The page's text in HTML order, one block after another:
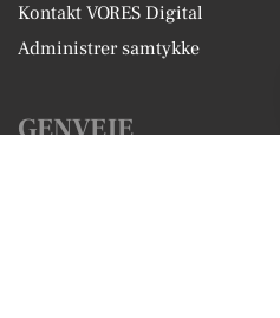
Kontakt VORES Digital
Administrer samtykke
GENVEJE